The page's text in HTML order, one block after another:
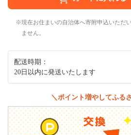
現在お住まいの自治体へ寄附申込いただ
ません。
配送時期：
20日以内に発送いたします
＼ポイント増やしてふる